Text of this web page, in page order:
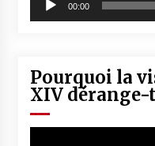
00:00
Pourquoi la
XIV dérange-